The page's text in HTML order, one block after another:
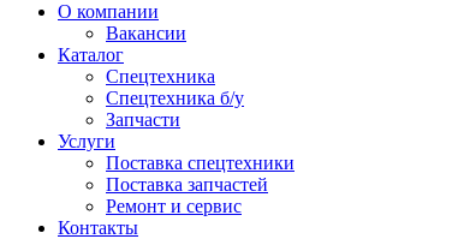
О компании
Вакансии
Каталог
Спецтехника
Спецтехника б/у
Запчасти
Услуги
Поставка спецтехники
Поставка запчастей
Ремонт и сервис
Контакты